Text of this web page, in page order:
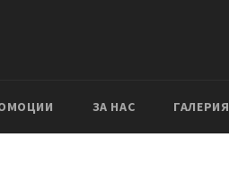
ЗА НАС ГАЛЕРИЯ